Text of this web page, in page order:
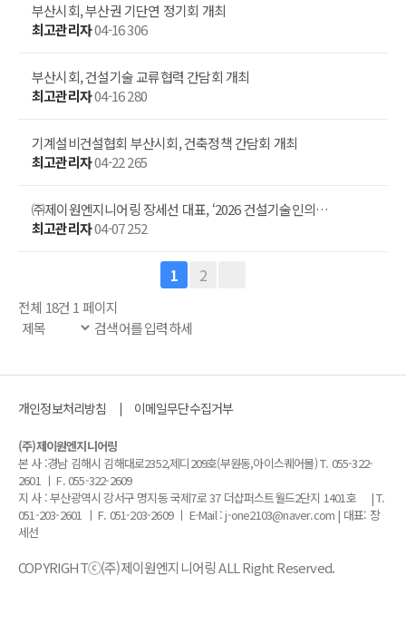
부산시회, 부산권 기단연 정기회 개최
최고관리자04-16306
부산시회, 건설기술 교류협력 간담회 개최
최고관리자04-16280
기계설비건설협회 부산시회, 건축정책 간담회 개최
최고관리자04-22265
㈜제이원엔지니어링 장세선 대표, ‘2026 건설기술인의…
최고관리자04-07252
1 2
전체 18건 1 페이지
개인정보처리방침 이메일무단수집거부
(주)제이원엔지니어링
본 사 :경남 김해시 김해대로2352,제디209호(부원동,아이스퀘어몰) T. 055-322-
2601 ㅣ F. 055-322-2609
지 사 : 부산광역시 강서구 명지동 국제7로 37 더샵퍼스트월드2단지 1401호 | T.
051-203-2601 ㅣ F. 051-203-2609 ㅣ E-Mail : j-one2103@naver.com | 대표: 장
세선
COPYRIGHTⓒ(주)제이원엔지니어링 ALL Right Reserved.